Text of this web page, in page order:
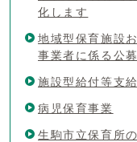
化します
地域型保育施設
事業者に係る公
施設型給付等支
病児保育事業
生駒市立保育所